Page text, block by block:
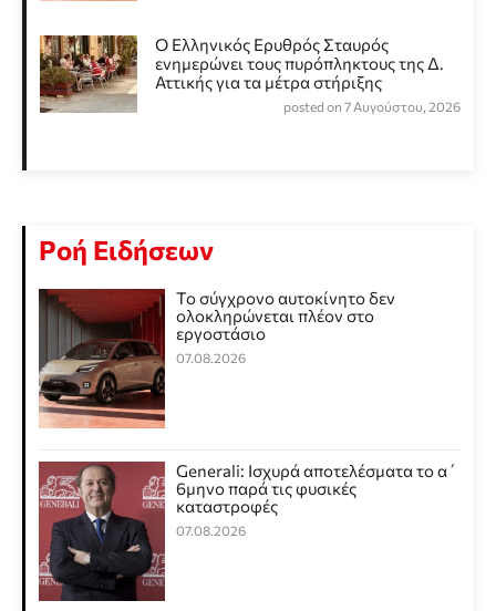
Ο Ελληνικός Ερυθρός Σταυρός
ενημερώνει τους πυρόπληκτους της Δ.
Αττικής για τα μέτρα στήριξης
posted on 7 Αυγούστου, 2026
Ροή Ειδήσεων
Το σύγχρονο αυτοκίνητο δεν
ολοκληρώνεται πλέον στο
εργοστάσιο
07.08.2026
Generali: Ισχυρά αποτελέσματα το α΄
6μηνο παρά τις φυσικές
καταστροφές
07.08.2026